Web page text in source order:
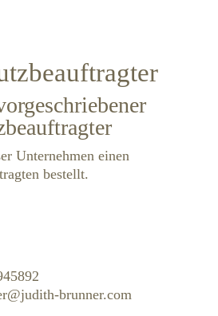
Unternehmen einen
bestellt.
brunner.com